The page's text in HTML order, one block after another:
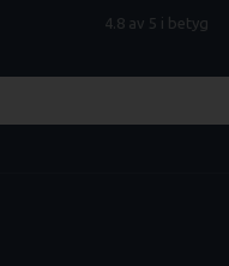
4.8 av 5 i betyg